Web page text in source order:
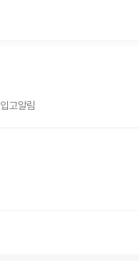
입고알림